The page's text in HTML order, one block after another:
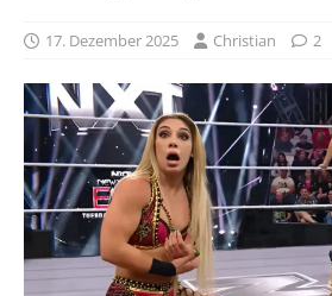
17. Dezember 2025 Christian 2